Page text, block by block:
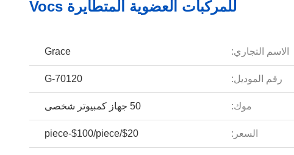
للمركبات العضوية المتطايرة Vocs
الاسم التجاري: Grace
رقم الموديل: G-70120
موك: 50 جهاز كمبيوتر شخصى
السعر: $20/piece-$100/piece